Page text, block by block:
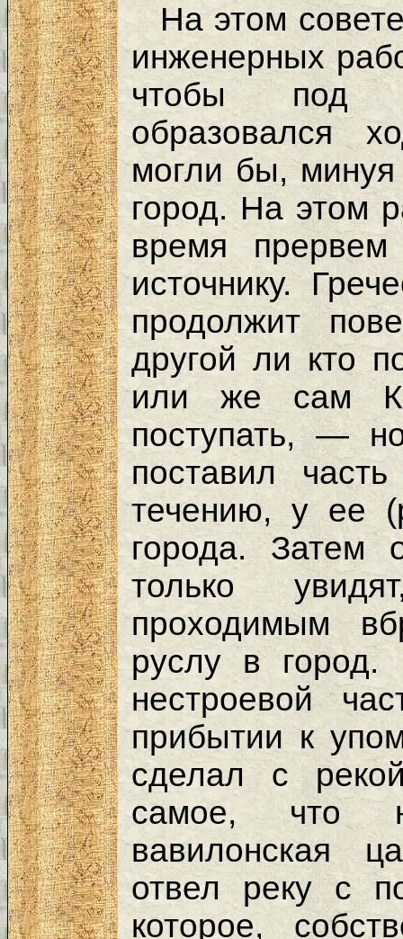
На этом
инженерных
чтобы под
образовался
могли бы, минуя
город. На этом
время
источнику.
продолжит
другой ли кто
или же сам
поступать, —
поставил
течению, у ее
города. Затем
только
проходимым
руслу в
нестроевой
прибытии к
сделал с
самое, что
вавилонская
отвел реку с
которое,